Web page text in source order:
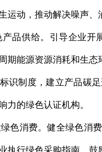
运动，推动解决噪声
品供给。引导企业开
期能源资源消耗和生
识制度，建立产品碳
力的绿色认证机构。
色消费。健全绿色消
执行绿色采购指南，